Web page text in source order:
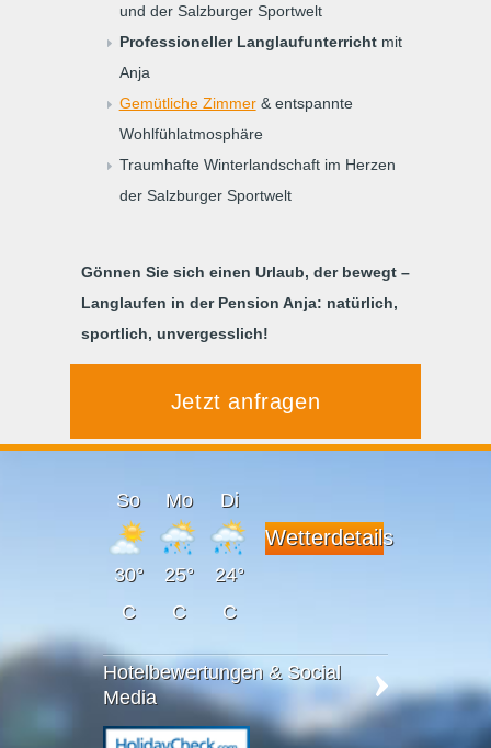
und der Salzburger Sportwelt
Professioneller Langlaufunterrichtmit
Anja
Gemütliche Zimmer& entspannte
Wohlfühlatmosphäre
Traumhafte Winterlandschaft im Herzen
der Salzburger Sportwelt
Gönnen Sie sich einen Urlaub, der bewegt –
Langlaufen in der Pension Anja: natürlich,
sportlich, unvergesslich!
Jetzt anfragen
So
30°
C
Mo
25°
C
Di
24°
C
Wetterdetails
Hotelbewertungen & Social
Media